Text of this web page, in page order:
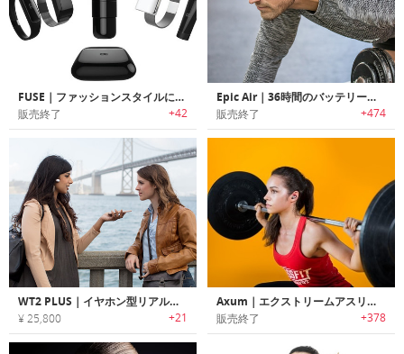
FUSE｜ファッションスタイルに合わせてカスタマイズ可能なワイヤレスイヤホン「ヒューズ」
販売終了 +42
Epic Air｜36時間のバッテリーライフ、イヤーフックアンテナ搭載ワイヤレスイヤホン「エピックエア」
販売終了 +474
WT2 PLUS｜イヤホン型リアルタイム翻訳トランスレーター「WT2 プラス」
¥ 25,800 +21
Axum｜エクストリームアスリートの意見を元に開発されたワイヤレススポーツイヤホン「アクサム」
販売終了 +378